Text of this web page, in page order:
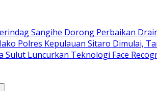
Sangihe Dorong Perbaikan
Polres Kepulauan Sitaro Dimulai,
Sulut Luncurkan Teknologi Face